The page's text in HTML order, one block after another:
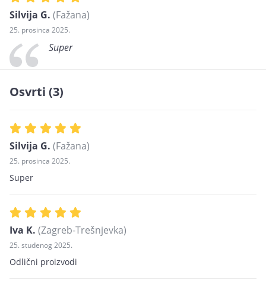
Silvija G. (Fažana)
25. prosinca 2025.
Super
Osvrti (3)
Silvija G. (Fažana)
25. prosinca 2025.
Super
Iva K. (Zagreb-Trešnjevka)
25. studenog 2025.
Odlični proizvodi